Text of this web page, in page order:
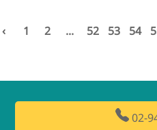
‹ 1 2 ... 52 53 54
02-